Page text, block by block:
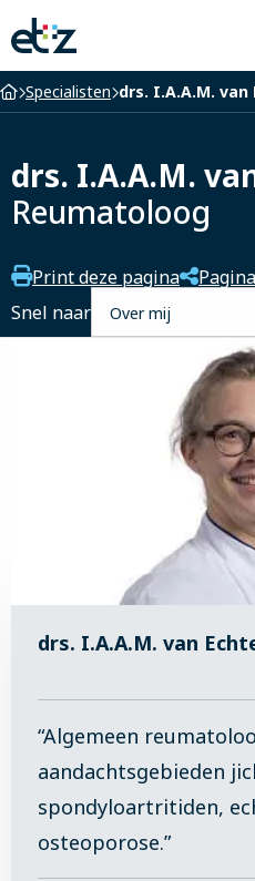
Elisabeth-
TweeSteden
Ziekenhuis
Home
Specialisten drs. I.A.A.M. van
drs. I.A.A.M.
Reumatoloog
Print deze pagina
Snel naar
drs. I.A.A.M. van
“Algemeen
aandachtsgebieden
spondyloartritiden,
osteoporose.”